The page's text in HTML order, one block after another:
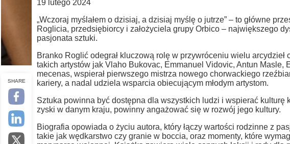
SHARE
19 lutego 2024
„Wczoraj myślałem o dzisiaj, a dzisiaj myślę o jutrze” – to główne
Roglicia, przedsiębiorcy i założyciela grupy Orbico – największego
pasjonata sztuki.
Branko Roglić odegrał kluczową rolę w przywróceniu wielu
takich artystów jak Vlaho Bukovac, Emmanuel Vidovic, Antun Masle,
mecenas, wspierał pierwszego mistrza nowego chorwackiego
kariery, a nadal udziela wsparcia obiecującym młodym artystom.
Sztuka powinna być dostępna dla wszystkich ludzi i wspierać kulturę
zyski w danym kraju, powinny angażować się w rozwój jego kultury.
Biografia opowiada o życiu autora, który łączy wartości rodzinne z
takie jak wędkarstwo czy granie w boccia, oraz momenty, które